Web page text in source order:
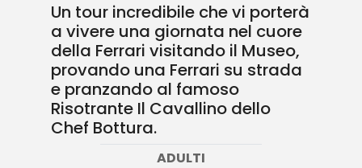
Un tour incredibile che vi porterà
a vivere una giornata nel cuore
della Ferrari visitando il Museo,
provando una Ferrari su strada
e pranzando al famoso
Risotrante Il Cavallino dello
Chef Bottura.
ADULTI